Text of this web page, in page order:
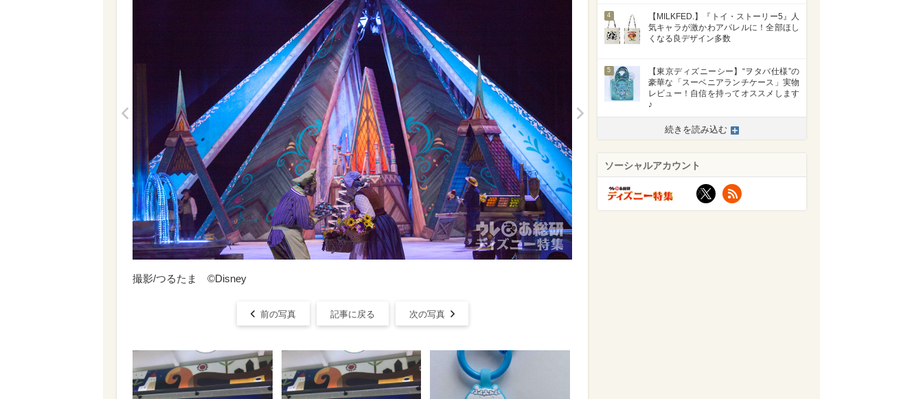
撮影/つるたま ©Disney
前の写真 記事に戻る 次の写真
4
【MILKFED.】『トイ・ストーリー5』人
気キャラが激かわアパレルに！全部ほし
くなる良デザイン多数
5
【東京ディズニーシー】“ヲタバ仕様”の
豪華な「スーベニアランチケース」実物
レビュー！自信を持ってオススメします
♪
続きを読み込む
ソーシャルアカウント
X